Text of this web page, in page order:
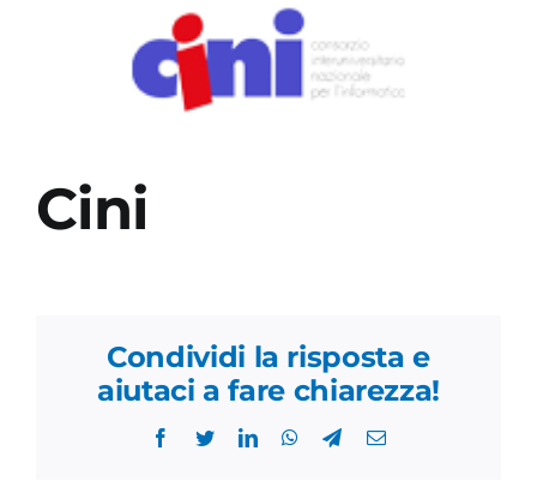
Academy
Cini
Condividi la risposta e
aiutaci a fare chiarezza!
Facebook
TwitterLinkedInWhatsApp
TelegramEmail